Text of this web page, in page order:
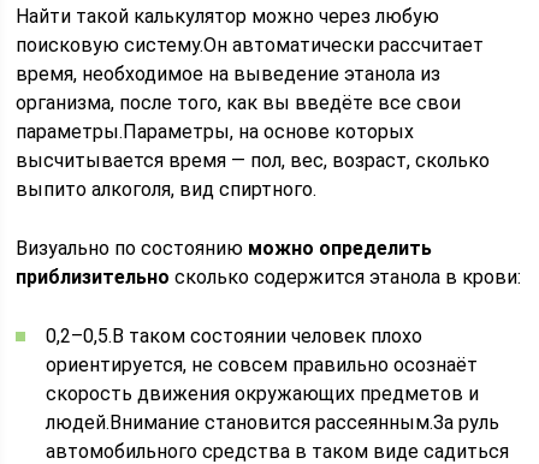
Найти такой калькулятор можно через любую
поисковую систему.Он автоматически рассчитает
время, необходимое на выведение этанола из
организма, после того, как вы введёте все свои
параметры.Параметры, на основе которых
высчитывается время — пол, вес, возраст, сколько
выпито алкоголя, вид спиртного.
Визуально по состоянию можно определить
приблизительно сколько содержится этанола в крови:
0,2–0,5.В таком состоянии человек плохо
ориентируется, не совсем правильно осознаёт
скорость движения окружающих предметов и
людей.Внимание становится рассеянным.За руль
автомобильного средства в таком виде садиться